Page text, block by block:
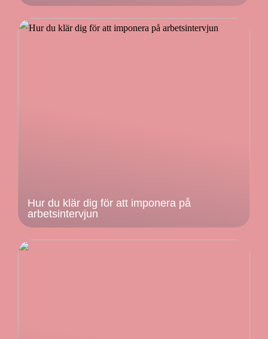
Hur du klär dig för att imponera på
arbetsintervjun